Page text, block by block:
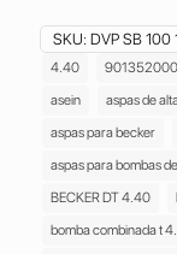
140
VANES
PALETAS ALETAS
PALAS
PALETTE
PARA
SKU: DVP SB 100
4.40
asein
aspas de
aspas para becker
aspas para bombas
BECKER DT 4.40
bomba combinada t